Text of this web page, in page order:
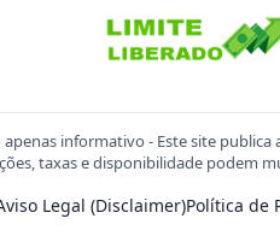
informativo - Este site
taxas e disponibilidade podem
Legal (Disclaimer)Política de